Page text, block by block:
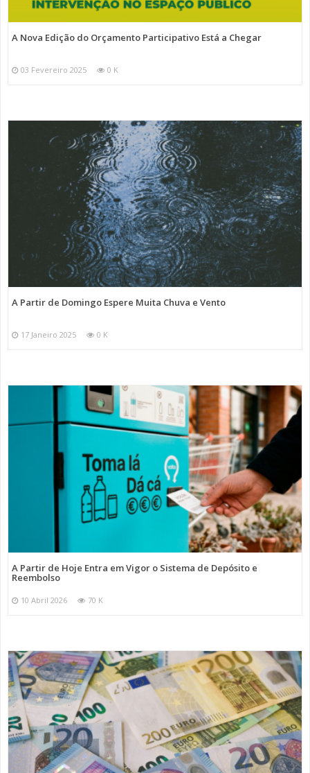
A Nova Edição do Orçamento Participativo Está a Chegar
03 Fevereiro 2025 0 K
A Partir de Domingo Espere Muita Chuva e Vento
17 Janeiro 2025 0 K
A Partir de Hoje Entra em Vigor o Sistema de Depósito e
Reembolso
10 Abril 2026 70 K